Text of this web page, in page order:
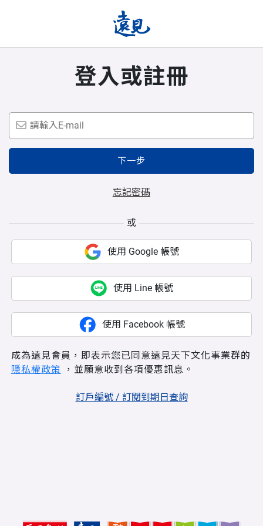
登入或註冊
下一步
忘記密碼
或
使用 Google 帳號
使用 Line 帳號
使用 Facebook 帳號
成為遠見會員，即表示您已同意遠見天下文化事業群的
隱私權政策 ，並願意收到各項優惠訊息。
訂戶編號 / 訂閱到期日查詢